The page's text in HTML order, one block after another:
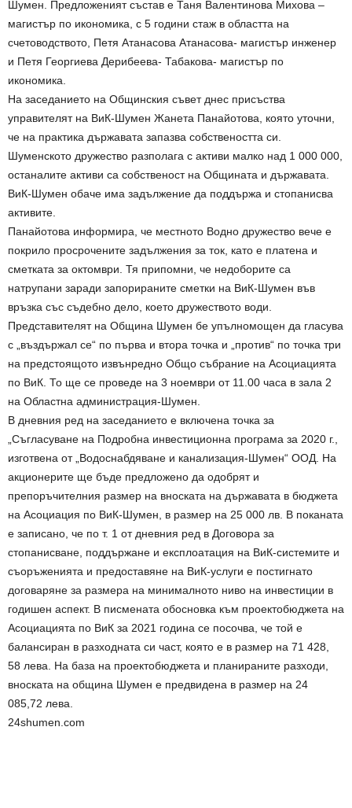
Шумен. Предложеният състав е Таня Валентинова Михова –
магистър по икономика, с 5 години стаж в областта на
счетоводството, Петя Атанасова Атанасова- магистър инженер
и Петя Георгиева Дерибеева- Табакова- магистър по
икономика.
На заседанието на Общинския съвет днес присъства
управителят на ВиК-Шумен Жанета Панайотова, която уточни,
че на практика държавата запазва собствеността си.
Шуменското дружество разполага с активи малко над 1 000 000,
останалите активи са собственост на Общината и държавата.
ВиК-Шумен обаче има задължение да поддържа и стопанисва
активите.
Панайотова информира, че местното Водно дружество вече е
покрило просрочените задължения за ток, като е платена и
сметката за октомври. Тя припомни, че недоборите са
натрупани заради запорираните сметки на ВиК-Шумен във
връзка със съдебно дело, което дружеството води.
Представителят на Община Шумен бе упълномощен да гласува
с „въздържал се“ по първа и втора точка и „против“ по точка три
на предстоящото извънредно Общо събрание на Асоциацията
по ВиК. То ще се проведе на 3 ноември от 11.00 часа в зала 2
на Областна администрация-Шумен.
В дневния ред на заседанието е включена точка за
„Съгласуване на Подробна инвестиционна програма за 2020 г.,
изготвена от „Водоснабдяване и канализация-Шумен“ ООД. На
акционерите ще бъде предложено да одобрят и
препоръчителния размер на вноската на държавата в бюджета
на Асоциация по ВиК-Шумен, в размер на 25 000 лв. В поканата
е записано, че по т. 1 от дневния ред в Договора за
стопанисване, поддържане и експлоатация на ВиК-системите и
съоръженията и предоставяне на ВиК-услуги е постигнато
договаряне за размера на минималното ниво на инвестиции в
годишен аспект. В писмената обосновка към проектобюджета на
Асоциацията по ВиК за 2021 година се посочва, че той е
балансиран в разходната си част, която е в размер на 71 428,
58 лева. На база на проектобюджета и планираните разходи,
вноската на община Шумен е предвидена в размер на 24
085,72 лева.
24shumen.com